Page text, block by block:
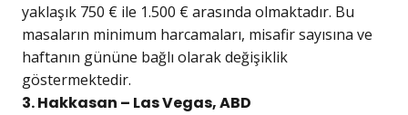
yaklaşık 750 € ile 1.500 € arasında olmaktadır. Bu
masaların minimum harcamaları, misafir sayısına ve
haftanın gününe bağlı olarak değişiklik
göstermektedir.
3. Hakkasan – Las Vegas, ABD